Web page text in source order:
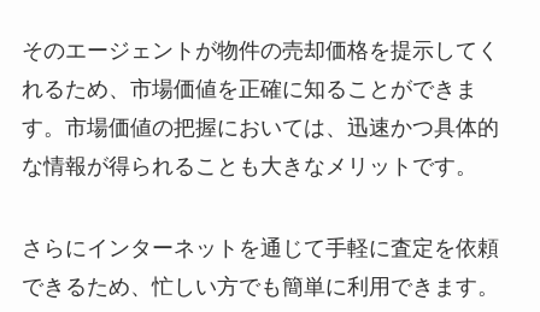
そのエージェントが物件の売却価格を提示してく
れるため、市場価値を正確に知ることができま
す。市場価値の把握においては、迅速かつ具体的
な情報が得られることも大きなメリットです。
さらにインターネットを通じて手軽に査定を依頼
できるため、忙しい方でも簡単に利用できます。